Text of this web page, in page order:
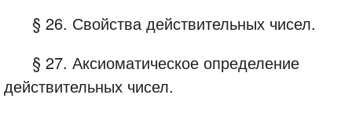
§ 26. Свойства действительных чисел.
§ 27. Аксиоматическое определение
действительных чисел.